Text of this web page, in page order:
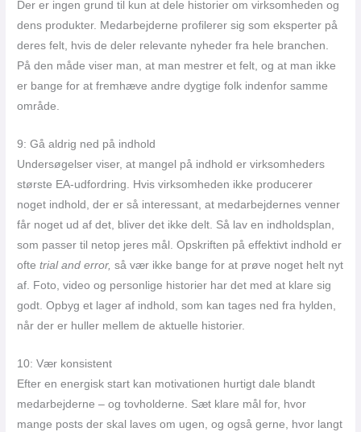
Der er ingen grund til kun at dele historier om virksomheden og
dens produkter. Medarbejderne profilerer sig som eksperter på
deres felt, hvis de deler relevante nyheder fra hele branchen.
På den måde viser man, at man mestrer et felt, og at man ikke
er bange for at fremhæve andre dygtige folk indenfor samme
område.
9: Gå aldrig ned på indhold
Undersøgelser viser, at mangel på indhold er virksomheders
største EA-udfordring. Hvis virksomheden ikke producerer
noget indhold, der er så interessant, at medarbejdernes venner
får noget ud af det, bliver det ikke delt. Så lav en indholdsplan,
som passer til netop jeres mål. Opskriften på effektivt indhold er
oftetrial and error,så vær ikke bange for at prøve noget helt nyt
af. Foto, video og personlige historier har det med at klare sig
godt. Opbyg et lager af indhold, som kan tages ned fra hylden,
når der er huller mellem de aktuelle historier.
10: Vær konsistent
Efter en energisk start kan motivationen hurtigt dale blandt
medarbejderne – og tovholderne. Sæt klare mål for, hvor
mange posts der skal laves om ugen, og også gerne, hvor langt